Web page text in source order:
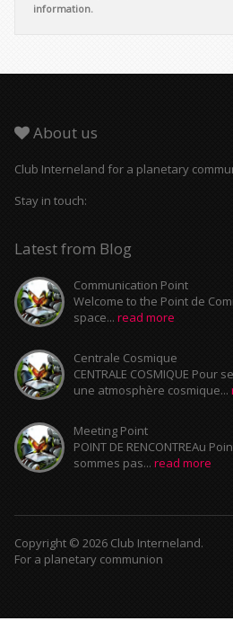
information.
About us
Club Interneland for a planetary
Stay in touch:
Latest from Blog
Communication Point
Welcome to the Point de
space... read more
Centrale Cosmique
CENTRALE COSMIQUE
une atmosphère cosmique...
Meeting Point
POINT DE RENCONTREAu
sommes pas... read more
Copyright © 2026 Club Interneland.
For a planetary communion